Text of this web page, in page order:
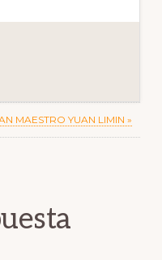
MAESTRO YUAN LIMIN »